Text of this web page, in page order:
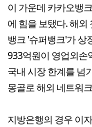
이 가운데 카카오뱅
에 힘을 보탰다. 해
뱅크 '슈퍼뱅크'가 상
933억원이 영업외손
국내 시장 한계를 넘
몽골로 해외 네트워
지방은행의 경우 이